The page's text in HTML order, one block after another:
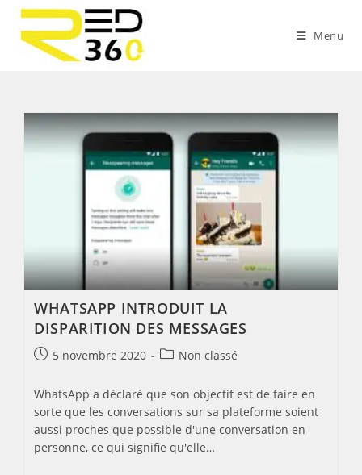
Skip
content
Menu
WHATSAPP INTRODUIT LA
DISPARITION DES MESSAGES
Post5 novembre 2020
PostNon classé
WhatsApp a déclaré que son objectif est de faire en
sorte que les conversations sur sa plateforme soient
aussi proches que possible d'une conversation en
personne, ce qui signifie qu'elle…